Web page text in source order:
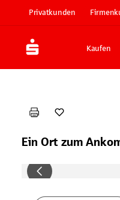
Privatkunden
Kaufen
Ein Ort zum